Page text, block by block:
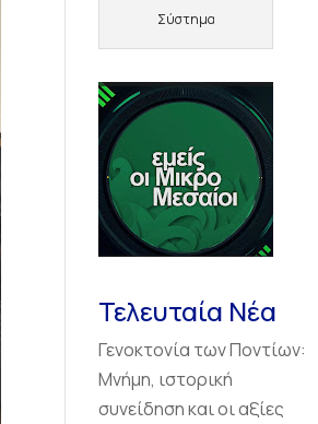
Σύστημα
Τελευταία Νέα
Γενοκτονία των Ποντίων:
Μνήμη, ιστορική
συνείδηση και οι αξίες